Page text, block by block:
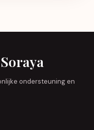
ondersteuning en